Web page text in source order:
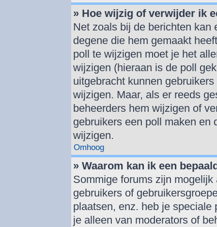
» Hoe wijzig of verwijder ik
Net zoals bij de berichten kan
degene die hem gemaakt
poll te wijzigen moet je het
wijzigen (hieraan is de poll
uitgebracht kunnen
wijzigen. Maar, als er reeds
beheerders hem wijzigen of
gebruikers een poll maken en
wijzigen.
Omhoog
» Waarom kan ik een
Sommige forums zijn
gebruikers of
plaatsen, enz. heb je
je alleen van moderators of